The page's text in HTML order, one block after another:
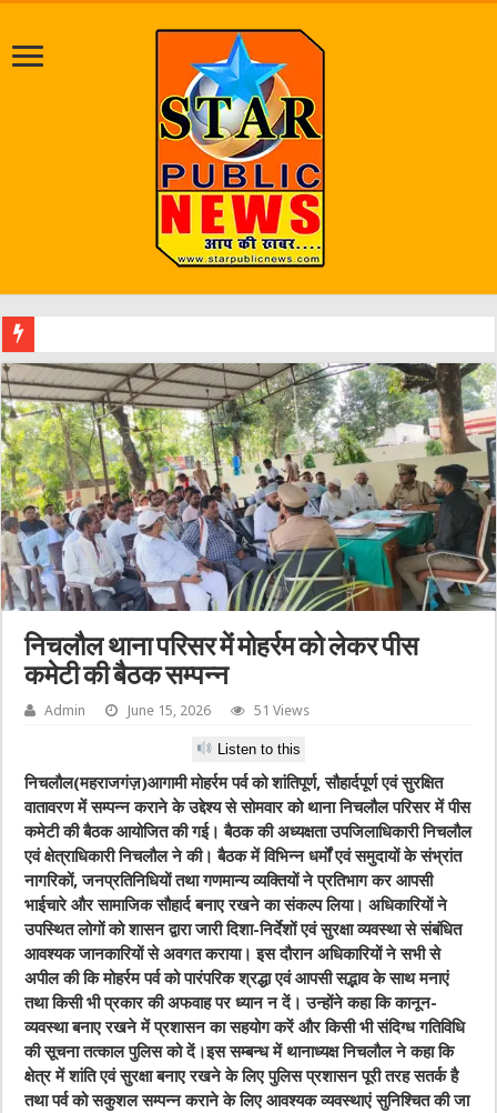
निचलौल थाना परिसर में मोहर्रम को लेकर पीस
कमेटी की बैठक सम्पन्न
Admin June 15, 2026 51 Views
Listen to this
निचलौल(महराजगंज़)आगामी मोहर्रम पर्व को शांतिपूर्ण, सौहार्दपूर्ण एवं सुरक्षित
वातावरण में सम्पन्न कराने के उद्देश्य से सोमवार को थाना निचलौल परिसर में पीस
कमेटी की बैठक आयोजित की गई। बैठक की अध्यक्षता उपजिलाधिकारी निचलौल
एवं क्षेत्राधिकारी निचलौल ने की। बैठक में विभिन्न धर्मों एवं समुदायों के संभ्रांत
नागरिकों, जनप्रतिनिधियों तथा गणमान्य व्यक्तियों ने प्रतिभाग कर आपसी
भाईचारे और सामाजिक सौहार्द बनाए रखने का संकल्प लिया। अधिकारियों ने
उपस्थित लोगों को शासन द्वारा जारी दिशा-निर्देशों एवं सुरक्षा व्यवस्था से संबंधित
आवश्यक जानकारियों से अवगत कराया। इस दौरान अधिकारियों ने सभी से
अपील की कि मोहर्रम पर्व को पारंपरिक श्रद्धा एवं आपसी सद्भाव के साथ मनाएं
तथा किसी भी प्रकार की अफवाह पर ध्यान न दें। उन्होंने कहा कि कानून-
व्यवस्था बनाए रखने में प्रशासन का सहयोग करें और किसी भी संदिग्ध गतिविधि
की सूचना तत्काल पुलिस को दें।इस सम्बन्ध में थानाध्यक्ष निचलौल ने कहा कि
क्षेत्र में शांति एवं सुरक्षा बनाए रखने के लिए पुलिस प्रशासन पूरी तरह सतर्क है
तथा पर्व को सकुशल सम्पन्न कराने के लिए आवश्यक व्यवस्थाएं सुनिश्चित की जा